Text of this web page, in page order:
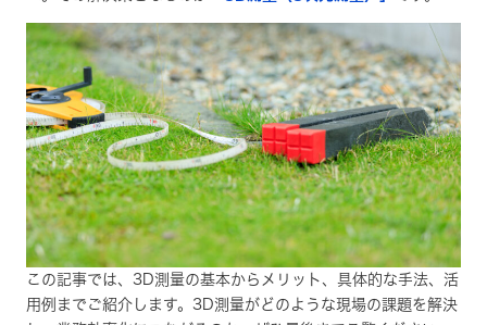
この記事では、3D測量の基本からメリット、具体的な手法、活
用例までご紹介します。3D測量がどのような現場の課題を解決